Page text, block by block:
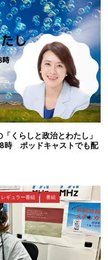
らしと政治とわたし」
時 ポッドキャストでも配
レギュラー番組 番組